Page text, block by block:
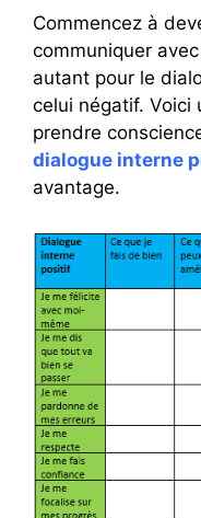
Commencez à
communiquer
autant pour le
celui négatif. Voici
prendre
dialogue interne
avantage.